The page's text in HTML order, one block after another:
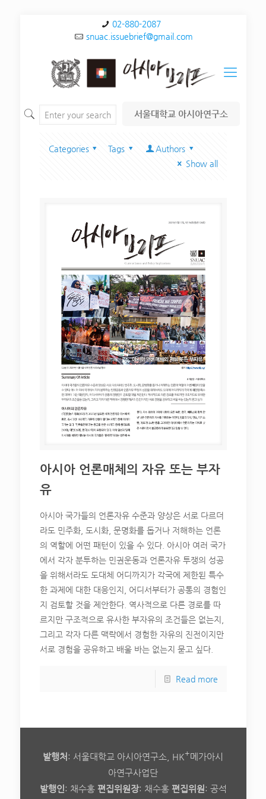
02-880-2087
snuac.issuebrief@gmail.com
서울대학교 아시아연구소
Categories Tags
Authors
Show all
아시아 언론매체의 자유 또는 부자
유
아시아 국가들의 언론자유 수준과 양상은 서로 다르더
라도 민주화, 도시화, 문명화를 돕거나 저해하는 언론
의 역할에 어떤 패턴이 있을 수 있다. 아시아 여러 국가
에서 각자 분투하는 민권운동과 언론자유 투쟁의 성공
을 위해서라도 도대체 어디까지가 각국에 제한된 특수
한 과제에 대한 대응인지, 어디서부터가 공통의 경험인
지 검토할 것을 제안한다. 역사적으로 다른 경로를 따
르지만 구조적으로 유사한 부자유의 조건들은 없는지,
그리고 각자 다른 맥락에서 경험한 자유의 진전이지만
서로 경험을 공유하고 배울 바는 없는지 묻고 싶다.
Read more
발행처 : 서울대학교 아시아연구소, HK+메가아시
아연구사업단
발행인: 채수홍 편집위원장: 채수홍 편집위원: 공석